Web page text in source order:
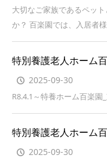
大切なご家族であるペッ
か？ 百楽園では、入居者
特別養護老人ホーム
2025-09-30
R8.4.1～特養ホーム百楽
特別養護老人ホーム
2025-09-30